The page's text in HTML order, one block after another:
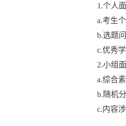
1.个人
a.考生
b.选题
c.优秀
2.小组
a.综合
b.随机
c.内容